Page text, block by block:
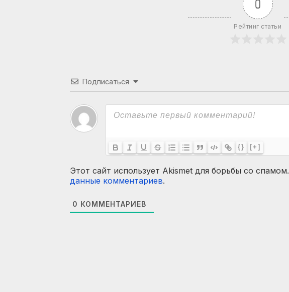
0
Рейтинг статьи
Подписаться
{} [+]
Этот сайт использует Akismet для борьбы со спамом.
данные комментариев.
0 КОММЕНТАРИЕВ